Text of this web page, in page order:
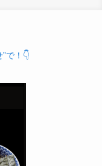
で！👇